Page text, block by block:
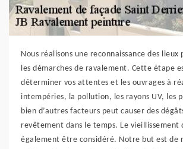
Nous réalisons une reconnaissance des
les démarches de ravalement. Cette étape
déterminer vos attentes et les ouvrages à
intempéries, la pollution, les rayons UV, les
bien d’autres facteurs peut causer des
revêtement dans le temps. Le vieillissement
également être considéré. Notre but est de